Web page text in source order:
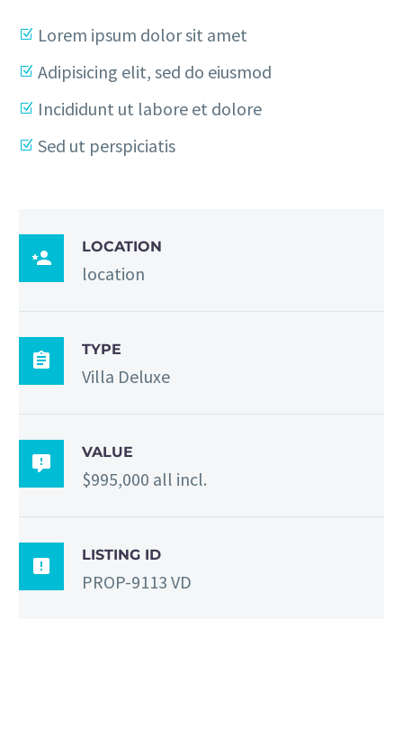
Lorem ipsum dolor sit amet
Adipisicing elit, sed do eiusmod
Incididunt ut labore et dolore
Sed ut perspiciatis

LOCATION
location

TYPE
Villa Deluxe

VALUE
$995,000 all incl.

LISTING ID
PROP-9113 VD